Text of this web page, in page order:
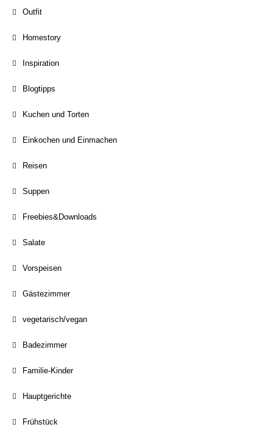
Outfit
Homestory
Inspiration
Blogtipps
Kuchen und Torten
Einkochen und Einmachen
Reisen
Suppen
Freebies&Downloads
Salate
Vorspeisen
Gästezimmer
vegetarisch/vegan
Badezimmer
Familie-Kinder
Hauptgerichte
Frühstück